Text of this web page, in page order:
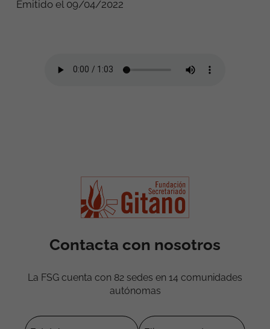
Emitido el 09/04/2022
Contacta con nosotros
La FSG cuenta con 82 sedes en 14 comunidades
autónomas